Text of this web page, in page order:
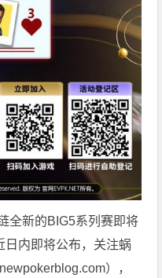
全新的BIG5系列赛即将
日内即将公布，关注蜗
），